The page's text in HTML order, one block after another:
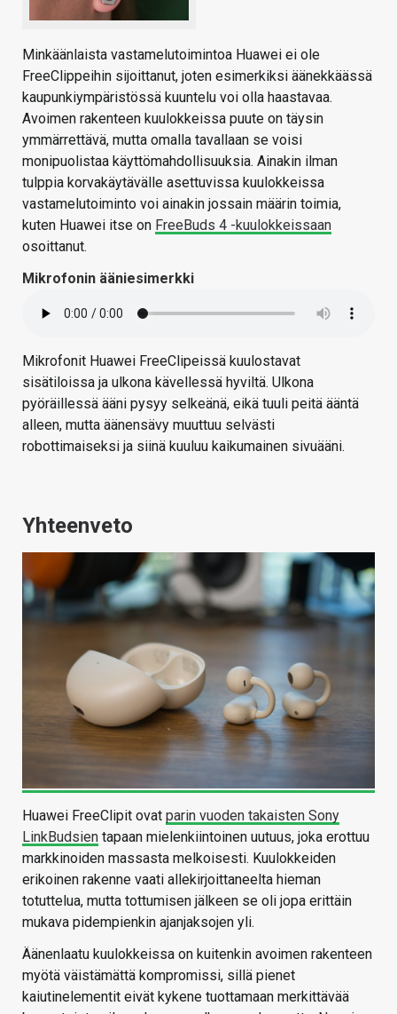
Minkäänlaista vastamelutoimintoa Huawei ei ole
FreeClippeihin sijoittanut, joten esimerkiksi äänekkäässä
kaupunkiympäristössä kuuntelu voi olla haastavaa.
Avoimen rakenteen kuulokkeissa puute on täysin
ymmärrettävä, mutta omalla tavallaan se voisi
monipuolistaa käyttömahdollisuuksia. Ainakin ilman
tulppia korvakäytävälle asettuvissa kuulokkeissa
vastamelutoiminto voi ainakin jossain määrin toimia,
kuten Huawei itse on FreeBuds 4 -kuulokkeissaan
osoittanut.
Mikrofonin ääniesimerkki
Mikrofonit Huawei FreeClipeissä kuulostavat
sisätiloissa ja ulkona kävellessä hyviltä. Ulkona
pyöräillessä ääni pysyy selkeänä, eikä tuuli peitä ääntä
alleen, mutta äänensävy muuttuu selvästi
robottimaiseksi ja siinä kuuluu kaikumainen sivuääni.
Yhteenveto
Huawei FreeClipit ovat parin vuoden takaisten Sony
LinkBudsien tapaan mielenkiintoinen uutuus, joka erottuu
markkinoiden massasta melkoisesti. Kuulokkeiden
erikoinen rakenne vaati allekirjoittaneelta hieman
totuttelua, mutta tottumisen jälkeen se oli jopa erittäin
mukava pidempienkin ajanjaksojen yli.
Äänenlaatu kuulokkeissa on kuitenkin avoimen rakenteen
myötä väistämättä kompromissi, sillä pienet
kaiutinelementit eivät kykene tuottamaan merkittävää